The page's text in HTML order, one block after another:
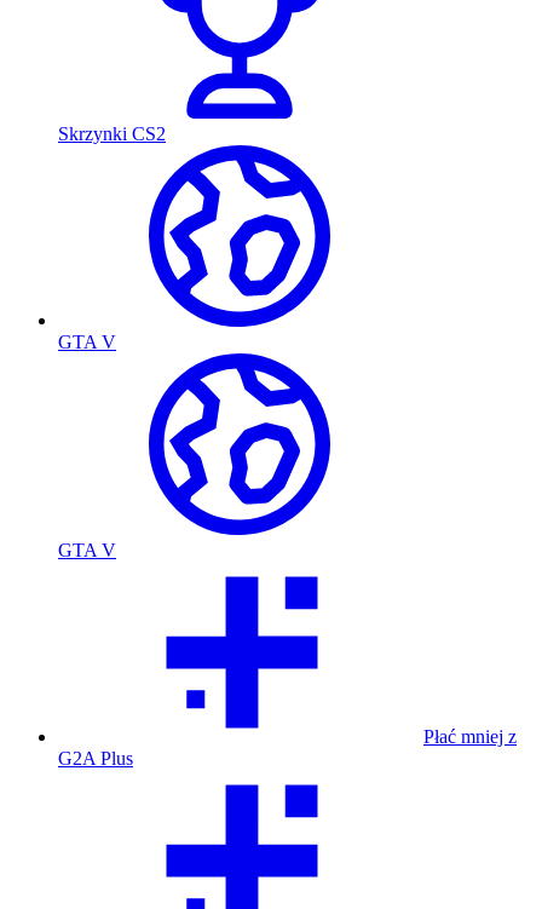
Skrzynki CS2
GTA V
GTA V
Płać mniej z
G2A Plus